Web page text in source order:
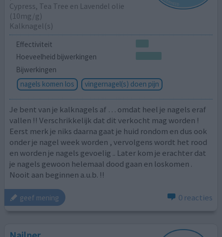
Cypress, Tea Tree en Lavendel olie
(10mg/g)
Kalknagel(s)
Effectiviteit
Hoeveelheid bijwerkingen
Bijwerkingen
nagels komen los
vingernagel(s) doen pijn
Je bent van je kalknagels af … omdat heel je nagels eraf
vallen !! Verschrikkelijk dat dit verkocht mag worden !
Eerst merk je niks daarna gaat je huid rondom en dus ook
onder je nagel week worden , vervolgens wordt het rood
en worden je nagels gevoelig .. Later kom je erachter dat
je nagels gewoon helemaal dood gaan en loskomen .
Nooit aan beginnen a.u.b. !!
geef mening 0 reacties